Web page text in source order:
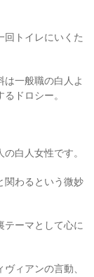
回トイレにいくた
は一般職の白人よ
ドロシー。
白人女性です。
関わるという微妙
テーマとして心に
ィアンの言動、